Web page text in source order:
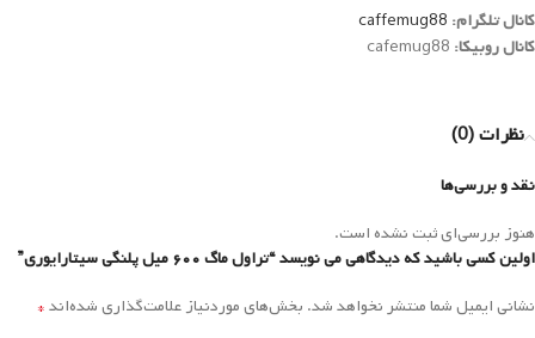
کانال تلگرام: caffemug88
کانال روبیکا:
نظرات (0)
نقد و بررسی‌ها
هنوز بررسی‌ای ثبت نشده است.
اولین کسی باشید که دیدگاهی می نویسد “تراول ماگ ۶۰۰ میل پلنگی سیتارایوری”
نشانی ایمیل شما منتشر نخواهد شد. بخش‌های موردنیاز علامت‌گذاری شده‌اند*